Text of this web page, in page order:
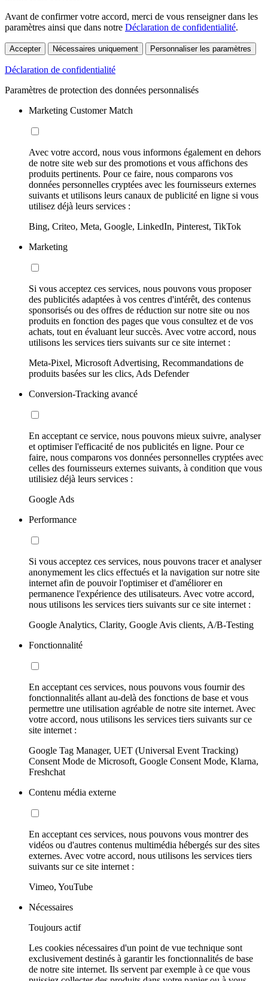
Avant de confirmer votre accord, merci de vous renseigner dans les
paramètres ainsi que dans notre Déclaration de confidentialité.
Accepter Nécessaires uniquement Personnaliser les paramètres
Déclaration de confidentialité
Paramètres de protection des données personnalisés
Marketing Customer Match
Avec votre accord, nous vous informons également en dehors
de notre site web sur des promotions et vous affichons des
produits pertinents. Pour ce faire, nous comparons vos
données personnelles cryptées avec les fournisseurs externes
suivants et utilisons leurs canaux de publicité en ligne si vous
utilisez déjà leurs services :
Bing, Criteo, Meta, Google, LinkedIn, Pinterest, TikTok
Marketing
Si vous acceptez ces services, nous pouvons vous proposer
des publicités adaptées à vos centres d'intérêt, des contenus
sponsorisés ou des offres de réduction sur notre site ou nos
produits en fonction des pages que vous consultez et de vos
achats, tout en évaluant leur succès. Avec votre accord, nous
utilisons les services tiers suivants sur ce site internet :
Meta-Pixel, Microsoft Advertising, Recommandations de
produits basées sur les clics, Ads Defender
Conversion-Tracking avancé
En acceptant ce service, nous pouvons mieux suivre, analyser
et optimiser l'efficacité de nos publicités en ligne. Pour ce
faire, nous comparons vos données personnelles cryptées avec
celles des fournisseurs externes suivants, à condition que vous
utilisiez déjà leurs services :
Google Ads
Performance
Si vous acceptez ces services, nous pouvons tracer et analyser
anonymement les clics effectués et la navigation sur notre site
internet afin de pouvoir l'optimiser et d'améliorer en
permanence l'expérience des utilisateurs. Avec votre accord,
nous utilisons les services tiers suivants sur ce site internet :
Google Analytics, Clarity, Google Avis clients, A/B-Testing
Fonctionnalité
En acceptant ces services, nous pouvons vous fournir des
fonctionnalités allant au-delà des fonctions de base et vous
permettre une utilisation agréable de notre site internet. Avec
votre accord, nous utilisons les services tiers suivants sur ce
site internet :
Google Tag Manager, UET (Universal Event Tracking)
Consent Mode de Microsoft, Google Consent Mode, Klarna,
Freshchat
Contenu média externe
En acceptant ces services, nous pouvons vous montrer des
vidéos ou d'autres contenus multimédia hébergés sur des sites
externes. Avec votre accord, nous utilisons les services tiers
suivants sur ce site internet :
Vimeo, YouTube
Nécessaires
Toujours actif
Les cookies nécessaires d'un point de vue technique sont
exclusivement destinés à garantir les fonctionnalités de base
de notre site internet. Ils servent par exemple à ce que vous